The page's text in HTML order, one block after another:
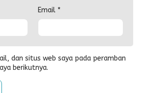
Email *
dan situs web saya pada peramban
berikutnya.